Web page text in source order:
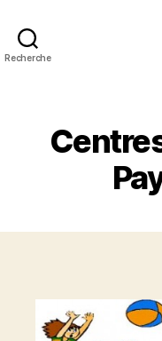
Recherche